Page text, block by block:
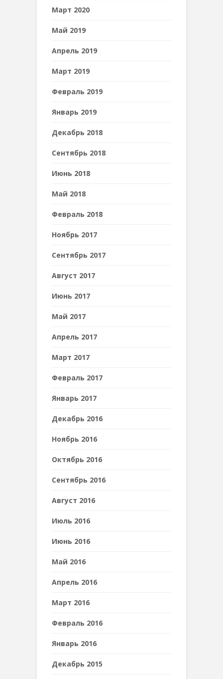
Март 2020
Май 2019
Апрель 2019
Март 2019
Февраль 2019
Январь 2019
Декабрь 2018
Сентябрь 2018
Июнь 2018
Май 2018
Февраль 2018
Ноябрь 2017
Сентябрь 2017
Август 2017
Июнь 2017
Май 2017
Апрель 2017
Март 2017
Февраль 2017
Январь 2017
Декабрь 2016
Ноябрь 2016
Октябрь 2016
Сентябрь 2016
Август 2016
Июль 2016
Июнь 2016
Май 2016
Апрель 2016
Март 2016
Февраль 2016
Январь 2016
Декабрь 2015